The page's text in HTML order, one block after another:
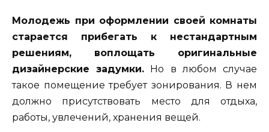
Молодежь при оформлении своей комнаты
старается прибегать к нестандартным
решениям, воплощать оригинальные
дизайнерские задумки. Но в любом случае
такое помещение требует зонирования. В нем
должно присутствовать место для отдыха,
работы, увлечений, хранения вещей.